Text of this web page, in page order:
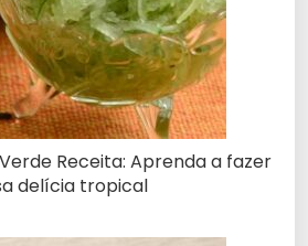
Receita: Aprenda a fazer
delícia tropical